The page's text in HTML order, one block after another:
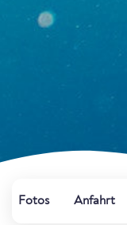
Fotos Anfahrt